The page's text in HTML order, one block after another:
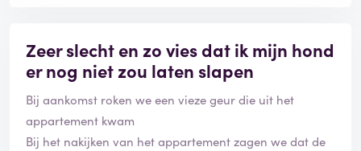
Zeer slecht en zo vies dat ik mijn hond
er nog niet zou laten slapen
Bij aankomst roken we een vieze geur die uit het
appartement kwam
Bij het nakijken van het appartement zagen we dat de